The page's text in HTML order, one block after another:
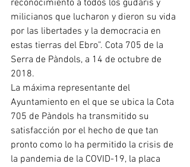
reconocimiento a todos los gudaris y
milicianos que lucharon y dieron su vida
por las libertades y la democracia en
estas tierras del Ebro”. Cota 705 de la
Serra de Pàndols, a 14 de octubre de
2018.
La máxima representante del
Ayuntamiento en el que se ubica la Cota
705 de Pàndols ha transmitido su
satisfacción por el hecho de que tan
pronto como lo ha permitido la crisis de
la pandemia de la COVID-19, la placa